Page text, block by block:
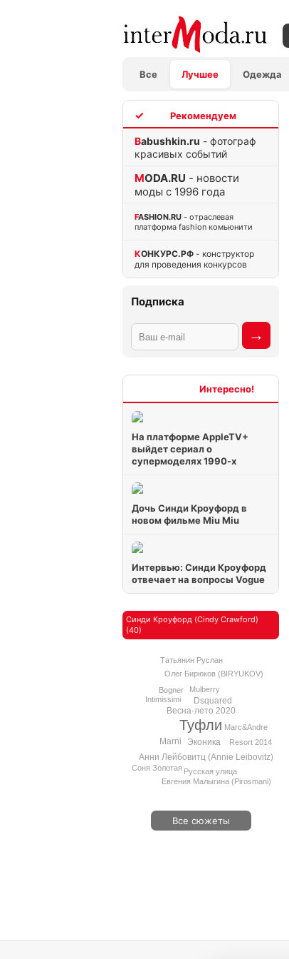
Все Лучшее Одежда
Babushkin.ru - фотограф
красивых событий
MODA.RU - новости
моды с 1996 года
FASHION.RU - отраслевая
платформа fashion комьюнити
КОНКУРС.РФ - конструктор
для проведения конкурсов
Подписка
На платформе AppleTV+
выйдет сериал о
супермоделях 1990-х
Дочь Синди Кроуфорд в
новом фильме Miu Miu
Интервью: Синди Кроуфорд
отвечает на вопросы Vogue
Синди Кроуфорд (Cindy Crawford)
(40)
Туфли
Эконика
Весна-лето 2020
Dsquared
Marni
Анни Лейбовитц (Annie Leibovitz)
Mulberry
Русская улица
Олег Бирюков (BIRYUKOV)
Bogner
Intimissimi
Marc&Andre
Татьянин Руслан
Соня Золотая
Евгения Малыгина (Pirosmani)
Resort 2014
Все сюжеты